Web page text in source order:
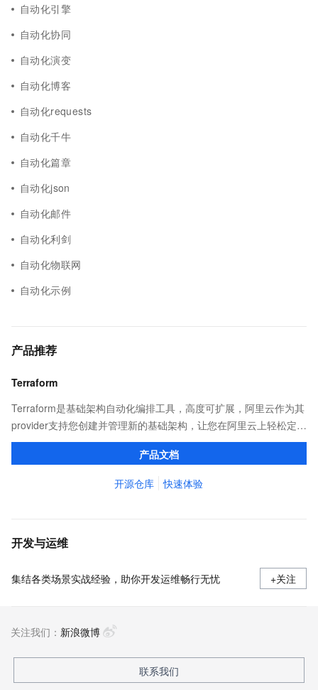
自动化引擎
自动化协同
自动化演变
自动化博客
自动化requests
自动化千牛
自动化篇章
自动化json
自动化邮件
自动化利剑
自动化物联网
自动化示例
产品推荐
Terraform
Terraform是基础架构自动化编排工具，高度可扩展，阿里云作为其
provider支持您创建并管理新的基础架构，让您在阿里云上轻松定
义、预览和部署云资源，实现云上自动化需求。
产品文档
开源仓库 快速体验
开发与运维
集结各类场景实战经验，助你开发运维畅行无忧 +关注
关注我们： 新浪微博
联系我们